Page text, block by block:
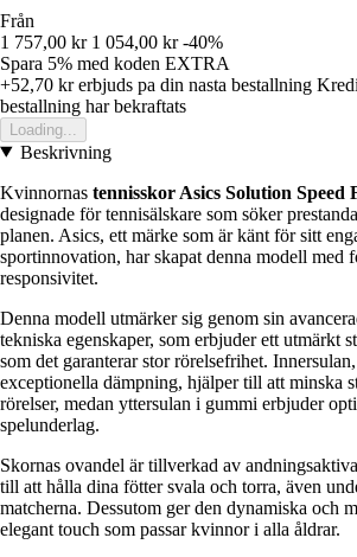
Från
1 757,00 kr 1 054,00 kr -40%
Spara 5% med koden EXTRA
+52,70 krerbjuds pa din nasta bestallning
bestallning har bekraftats
Loading...
Beskrivning
Kvinnornas tennisskor Asics Solution Speed
designade för tennisälskare som söker
planen. Asics, ett märke som är känt för sitt
sportinnovation, har skapat denna modell med
responsivitet.
Denna modell utmärker sig genom sin
tekniska egenskaper, som erbjuder ett utmärkt
som det garanterar stor rörelsefrihet.
exceptionella dämpning, hjälper till att minska
rörelser, medan yttersulan i gummi erbjuder
spelunderlag.
Skornas ovandel är tillverkad av
till att hålla dina fötter svala och torra, även
matcherna. Dessutom ger den dynamiska och
elegant touch som passar kvinnor i alla åldrar.